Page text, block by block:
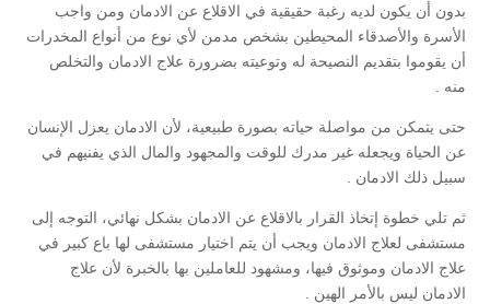
بدون أن يكون لديه رغبة حقيقية في الاقلاع عن الادمان ومن واجب
الأسرة والأصدقاء المحيطين بشخص مدمن لأي نوع من أنواع المخدرات
أن يقوموا بتقديم النصيحة له وتوعيته بضرورة علاج الادمان والتخلص
منه .
حتى يتمكن من مواصلة حياته بصورة طبيعية، لأن الادمان يعزل الإنسان
عن الحياة ويجعله غير مدرك للوقت والمجهود والمال الذي يفنيهم في
سبيل ذلك الادمان .
ثم تلي خطوة إتخاذ القرار بالاقلاع عن الادمان بشكل نهائي، التوجه إلى
مستشفى لعلاج الادمان ويجب أن يتم اختيار مستشفى لها باع كبير في
علاج الادمان وموثوق فيها، ومشهود للعاملين بها بالخبرة لأن علاج
الادمان ليس بالأمر الهين .